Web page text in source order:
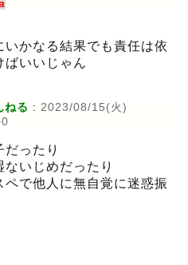
かなる結果でも責任は依
ばいいじゃん
ねる : 2023/08/15(火)
ったり
いじめだったり
で他人に無自覚に迷惑振